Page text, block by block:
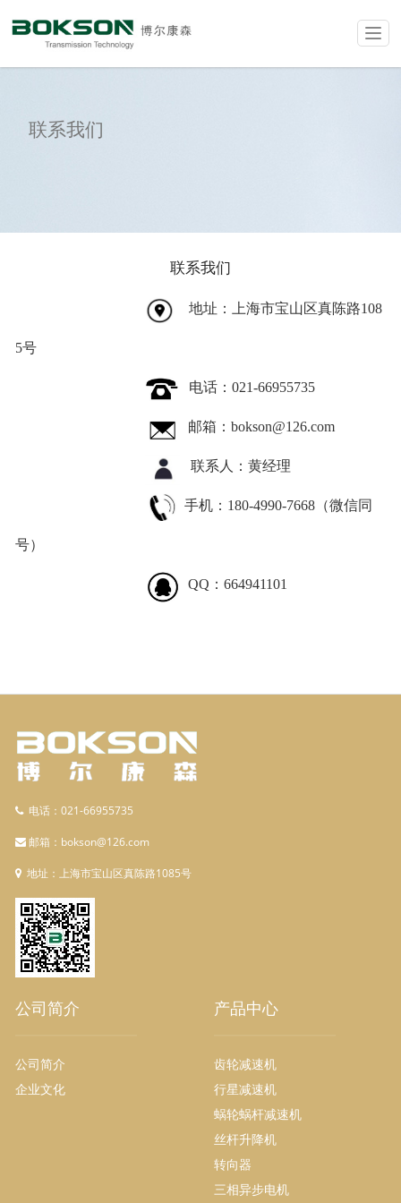
联系我们
联系我们
地址：上海市宝山区真陈路108
5号
电话： 021-66955735
邮箱： bokson@126.com
联系人： 黄经理
手机： 180-4990-7668（微信同
号）
QQ： 664941101
电话：021-66955735
邮箱：bokson@126.com
地址：上海市宝山区真陈路1085号
公司简介
公司简介
企业文化
产品中心
齿轮减速机
行星减速机
蜗轮蜗杆减速机
丝杆升降机
转向器
三相异步电机